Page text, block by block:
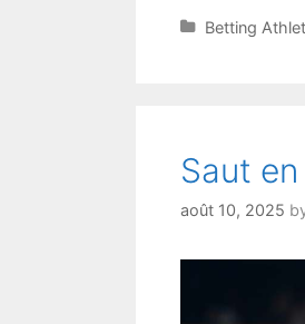
Categories
Betting
Saut
août 10, 2025